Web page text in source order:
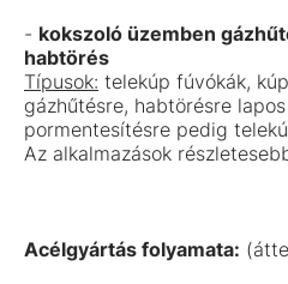
- kokszoló üzemben
habtörés
Típusok: telekúp fúvókák,
gázhűtésre, habtörésre
pormentesítésre pedig
Az alkalmazások
Acélgyártás folyamata: